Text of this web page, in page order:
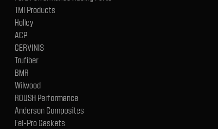
TMI Products
Holley
ACP
CERVINIS
Trufiber
BMR
Wilwood
ROUSH Performance
Anderson Composites
Fel-Pro Gaskets